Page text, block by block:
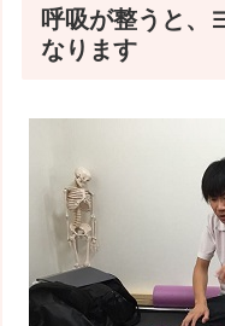
呼吸が整うと、
なります